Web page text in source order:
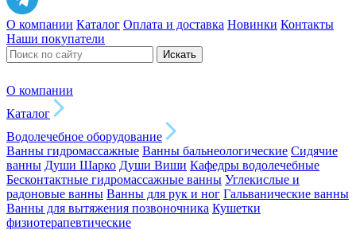
О компании Каталог Оплата и доставка Новинки Контакты
Наши покупатели
Искать
О компании
Каталог
Водолечебное оборудование
Ванны гидромассажные Ванны бальнеологические Сидячие
ванны Души Шарко Души Виши Кафедры водолечебные
Бесконтактные гидромассажные ванны Углекислые и
радоновые ванны Ванны для рук и ног Гальванические ванны
Ванны для вытяжения позвоночника Кушетки
физиотерапевтические